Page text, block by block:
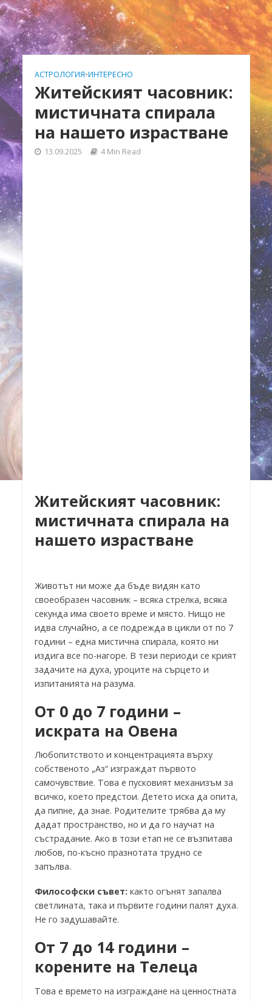
АСТРОЛОГИЯ•ИНТЕРЕСНО
Житейският часовник:
мистичната спирала
на нашето израстване
13.09.2025 4 Min Read
Житейският часовник:
мистичната спирала на
нашето израстване
Животът ни може да бъде видян като
своеобразен часовник – всяка стрелка, всяка
секунда има своето време и място. Нищо не
идва случайно, а се подрежда в цикли от по 7
години – една мистична спирала, която ни
издига все по-нагоре. В тези периоди се крият
задачите на духа, уроците на сърцето и
изпитанията на разума.
От 0 до 7 години –
искрата на Овена
Любопитството и концентрацията върху
собственото „Аз“ изграждат първото
самочувствие. Това е пусковият механизъм за
всичко, което предстои. Детето иска да опита,
да пипне, да знае. Родителите трябва да му
дадат пространство, но и да го научат на
състрадание. Ако в този етап не се възпитава
любов, по-късно празнотата трудно се
запълва.
Философски съвет: както огънят запалва
светлината, така и първите години палят духа.
Не го задушавайте.
От 7 до 14 години –
корените на Телеца
Това е времето на изграждане на ценностната